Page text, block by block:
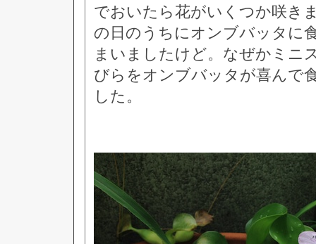
でおいたら花がいくつか咲き
の日のうちにオンブバッタに
まいましたけど。なぜかミニ
びらをオンブバッタが喜んで
した。